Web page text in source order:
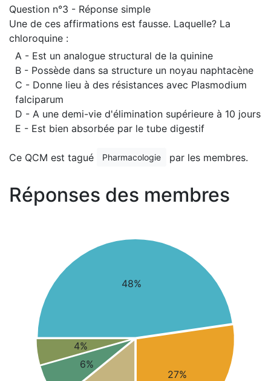
Question n°3 - Réponse simple
Une de ces affirmations est fausse. Laquelle? La
chloroquine :
A - Est un analogue structural de la quinine
B - Possède dans sa structure un noyau naphtacène
C - Donne lieu à des résistances avec Plasmodium
falciparum
D - A une demi-vie d'élimination supérieure à 10 jours
E - Est bien absorbée par le tube digestif
Ce QCM est tagué Pharmacologie par les membres.
Réponses des membres
48%
27%
6%
4%